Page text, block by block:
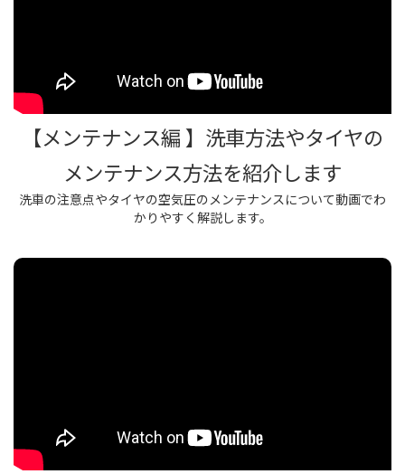
【メンテナンス編 】洗車方法やタイヤの
メンテナンス方法を紹介します
洗車の注意点やタイヤの空気圧のメンテナンスについて動画でわ
かりやすく解説します。